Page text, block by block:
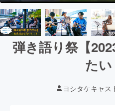
弾き語り祭【
たい
ヨシタケキャス